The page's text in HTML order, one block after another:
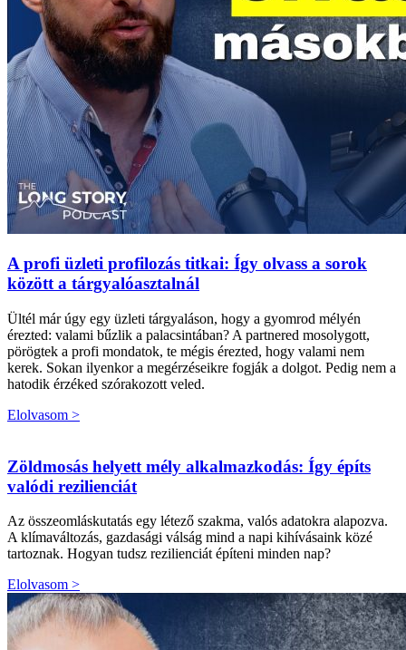
A profi üzleti profilozás titkai: Így olvass a sorok
között a tárgyalóasztalnál
Ültél már úgy egy üzleti tárgyaláson, hogy a gyomrod mélyén
érezted: valami bűzlik a palacsintában? A partnered mosolygott,
pörögtek a profi mondatok, te mégis érezted, hogy valami nem
kerek. Sokan ilyenkor a megérzéseikre fogják a dolgot. Pedig nem a
hatodik érzéked szórakozott veled.
Elolvasom >
Zöldmosás helyett mély alkalmazkodás: Így építs
valódi rezilienciát
Az összeomláskutatás egy létező szakma, valós adatokra alapozva.
A klímaváltozás, gazdasági válság mind a napi kihívásaink közé
tartoznak. Hogyan tudsz rezilienciát építeni minden nap?
Elolvasom >